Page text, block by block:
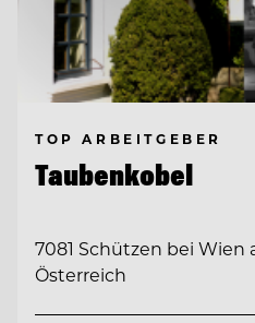
TOP ARBEITGEBER
Taubenkobel
7081 Schützen bei Wien
Österreich